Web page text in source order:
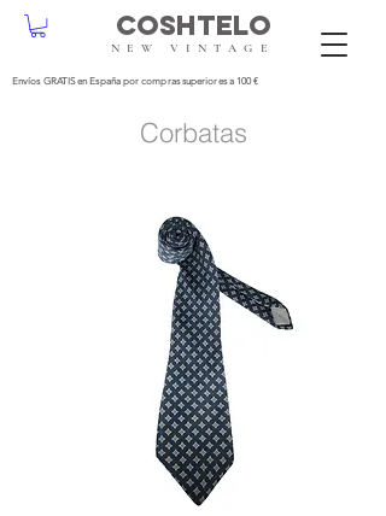
NEW VINTAGE
Envíos GRATIS en España por compras superiores a 100 €
COSHTELO
Corbatas